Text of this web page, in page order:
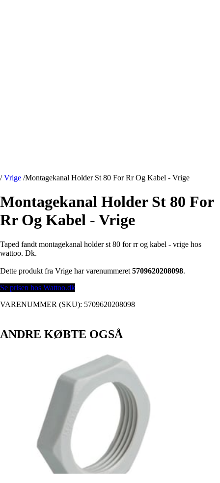
/ Vrige /Montagekanal Holder St 80 For Rr Og Kabel - Vrige
Montagekanal Holder St 80 For
Rr Og Kabel - Vrige
Taped fandt montagekanal holder st 80 for rr og kabel - vrige hos
wattoo. Dk.
Dette produkt fra Vrige har varenummeret 5709620208098.
Se prisen hos Wattoo.dk
VARENUMMER (SKU): 5709620208098
ANDRE KØBTE OGSÅ